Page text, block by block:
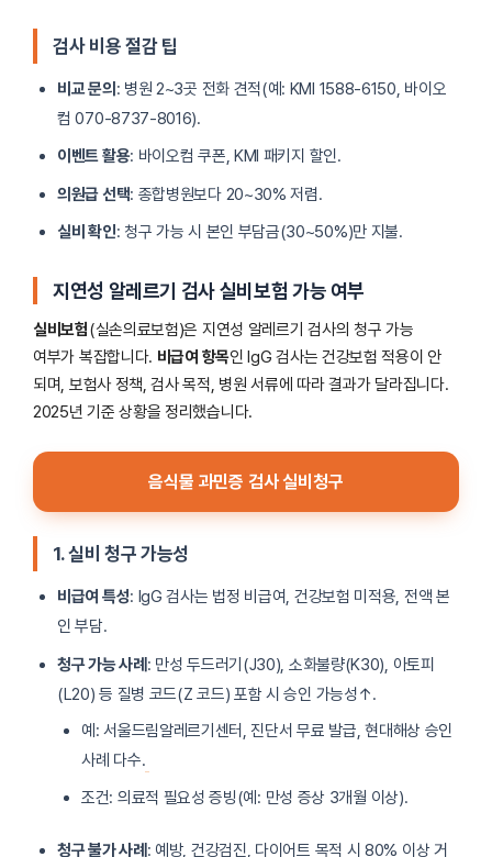
검사 비용 절감 팁
비교 문의 : 병원 2~3곳 전화 견적(예: KMI 1588-6150, 바이오
컴 070-8737-8016).
이벤트 활용: 바이오컴 쿠폰, KMI 패키지 할인.
의원급 선택: 종합병원보다 20~30% 저렴.
실비 확인: 청구 가능 시 본인 부담금(30~50%)만 지불.
지연성 알레르기 검사 실비보험 가능 여부
실비보험(실손의료보험)은 지연성 알레르기 검사의 청구 가능
여부가 복잡합니다. 비급여 항목인 IgG 검사는 건강보험 적용이 안
되며, 보험사 정책, 검사 목적, 병원 서류에 따라 결과가 달라집니다.
2025년 기준 상황을 정리했습니다.
음식물 과민증 검사 실비청구
1. 실비 청구 가능성
비급여 특성: IgG 검사는 법정 비급여, 건강보험 미적용, 전액 본
인 부담.
청구 가능 사례 : 만성 두드러기(J30), 소화불량(K30), 아토피
(L20) 등 질병 코드(Z 코드) 포함 시 승인 가능성↑.
예: 서울드림알레르기센터, 진단서 무료 발급, 현대해상 승인
사례 다수.
조건: 의료적 필요성 증빙(예: 만성 증상 3개월 이상).
청구 불가 사례 : 예방, 건강검진, 다이어트 목적 시 80% 이상 거